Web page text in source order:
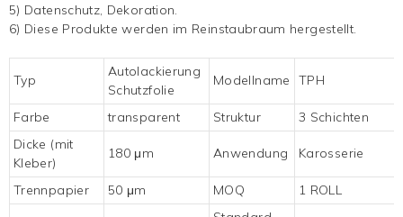
5) Datenschutz, Dekoration.
6) Diese Produkte werden im Reinstaubraum hergestellt.
Typ
Autolackierung
Schutzfolie
Modellname TPH
Farbe transparent Struktur
3 Schichten
Dicke (mit
Kleber)
180 μm Anwendung Karosserie
Trennpapier 50 μm MOQ
1 ROLL